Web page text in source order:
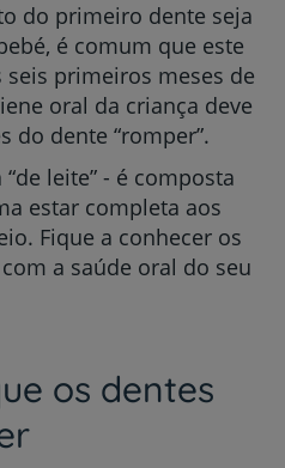
do primeiro dente seja
é comum que este
primeiros meses de
oral da criança deve
do dente “romper”.
leite” - é composta
estar completa aos
Fique a conhecer os
a saúde oral do seu
os dentes